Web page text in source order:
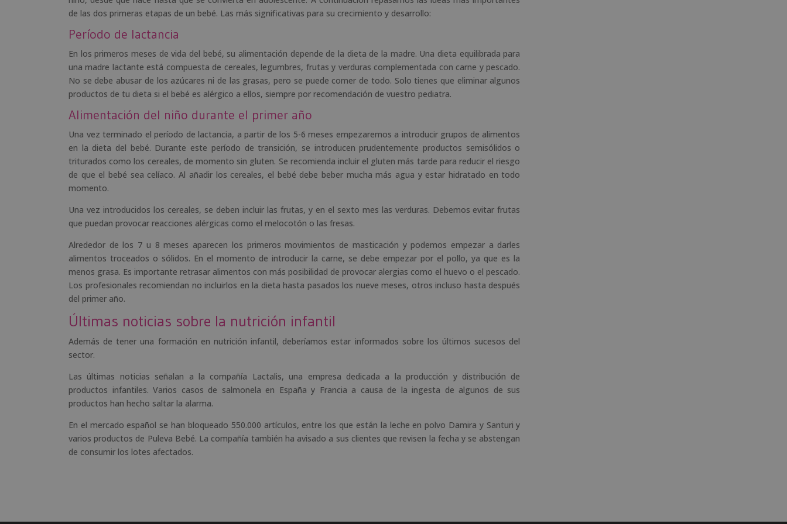
de las dos primeras etapas de un bebé. Las más significativas para su crecimiento y desarrollo:
Período de lactancia
En los primeros meses de vida del bebé, su alimentación depende de la dieta de la madre. Una dieta equilibrada para
una madre lactante está compuesta de cereales, legumbres, frutas y verduras complementada con carne y pescado.
No se debe abusar de los azúcares ni de las grasas, pero se puede comer de todo. Solo tienes que eliminar algunos
productos de tu dieta si el bebé es alérgico a ellos, siempre por recomendación de vuestro pediatra.
Alimentación del niño durante el primer año
Una vez terminado el período de lactancia, a partir de los 5-6 meses empezaremos a introducir grupos de alimentos
en la dieta del bebé. Durante este período de transición, se introducen prudentemente productos semisólidos o
triturados como los cereales, de momento sin gluten. Se recomienda incluir el gluten más tarde para reducir el riesgo
de que el bebé sea celíaco. Al añadir los cereales, el bebé debe beber mucha más agua y estar hidratado en todo
momento.
Una vez introducidos los cereales, se deben incluir las frutas, y en el sexto mes las verduras. Debemos evitar frutas
que puedan provocar reacciones alérgicas como el melocotón o las fresas.
Alrededor de los 7 u 8 meses aparecen los primeros movimientos de masticación y podemos empezar a darles
alimentos troceados o sólidos. En el momento de introducir la carne, se debe empezar por el pollo, ya que es la
menos grasa. Es importante retrasar alimentos con más posibilidad de provocar alergias como el huevo o el pescado.
Los profesionales recomiendan no incluirlos en la dieta hasta pasados los nueve meses, otros incluso hasta después
del primer año.
Últimas noticias sobre la nutrición infantil
Además de tener una formación en nutrición infantil, deberíamos estar informados sobre los últimos sucesos del
sector.
Las últimas noticias señalan a la compañía Lactalis, una empresa dedicada a la producción y distribución de
productos infantiles. Varios casos de salmonela en España y Francia a causa de la ingesta de algunos de sus
productos han hecho saltar la alarma.
En el mercado español se han bloqueado 550.000 artículos, entre los que están la leche en polvo Damira y Santuri y
varios productos de Puleva Bebé. La compañía también ha avisado a sus clientes que revisen la fecha y se abstengan
de consumir los lotes afectados.